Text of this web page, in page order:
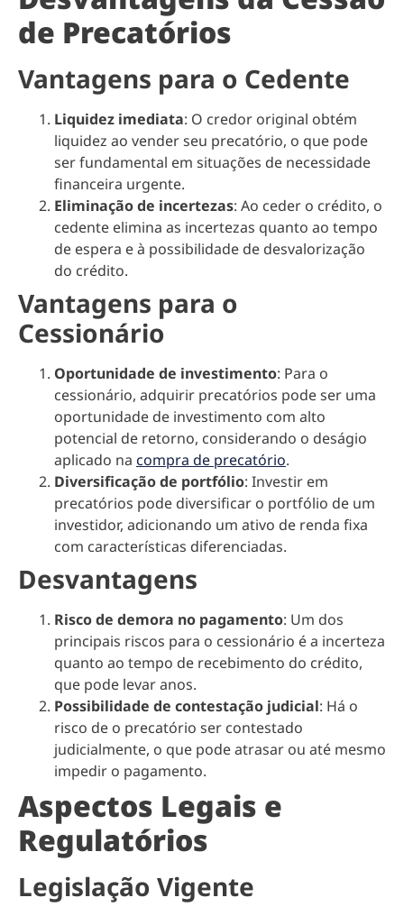
de Precatórios
Vantagens para o Cedente
Liquidez imediata: O credor original obtém
liquidez ao vender seu precatório, o que pode
ser fundamental em situações de necessidade
financeira urgente.
Eliminação de incertezas: Ao ceder o crédito, o
cedente elimina as incertezas quanto ao tempo
de espera e à possibilidade de desvalorização
do crédito.
Vantagens para o
Cessionário
Oportunidade de investimento: Para o
cessionário, adquirir precatórios pode ser uma
oportunidade de investimento com alto
potencial de retorno, considerando o deságio
aplicado na compra de precatório.
Diversificação de portfólio: Investir em
precatórios pode diversificar o portfólio de um
investidor, adicionando um ativo de renda fixa
com características diferenciadas.
Desvantagens
Risco de demora no pagamento: Um dos
principais riscos para o cessionário é a incerteza
quanto ao tempo de recebimento do crédito,
que pode levar anos.
Possibilidade de contestação judicial: Há o
risco de o precatório ser contestado
judicialmente, o que pode atrasar ou até mesmo
impedir o pagamento.
Aspectos Legais e
Regulatórios
Legislação Vigente